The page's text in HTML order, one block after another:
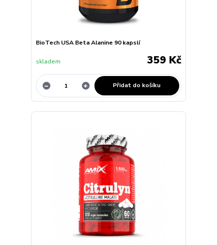
BioTech USA Beta Alanine 90 kapslí
359 Kč
skladem
Přidat do košíku